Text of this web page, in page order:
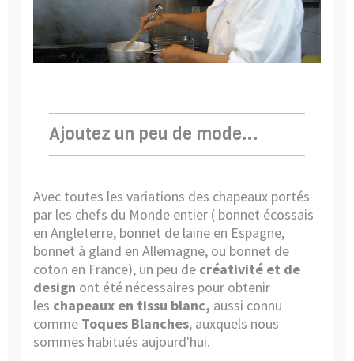
Ajoutez un peu de mode...
Avec toutes les variations des chapeaux portés
par les chefs du Monde entier ( bonnet écossais
en Angleterre, bonnet de laine en Espagne,
bonnet à gland en Allemagne, ou bonnet de
coton en France), un peu de créativité et de
design ont été nécessaires pour obtenir
les chapeaux en tissu blanc, aussi connu
comme Toques Blanches, auxquels nous
sommes habitués aujourd'hui.